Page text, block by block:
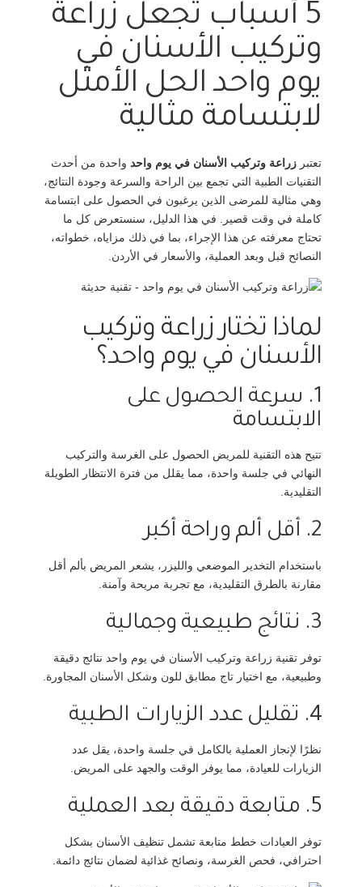
5 أسباب تجعل زراعة
وتركيب الأسنان في
يوم واحد الحل الأمثل
لابتسامة مثالية
تعتبر زراعة وتركيب الأسنان في يوم واحد واحدة من أحدث
التقنيات الطبية التي تجمع بين الراحة والسرعة وجودة النتائج،
وهي مثالية للمرضى الذين يرغبون في الحصول على ابتسامة
كاملة في وقت قصير. في هذا الدليل، سنستعرض كل ما
تحتاج معرفته عن هذا الإجراء، بما في ذلك مزاياه، خطواته،
النصائح قبل وبعد العملية، والأسعار في الأردن.
لماذا تختار زراعة وتركيب
الأسنان في يوم واحد؟
1. سرعة الحصول على
الابتسامة
تتيح هذه التقنية للمريض الحصول على الغرسة والتركيب
النهائي في جلسة واحدة، مما يقلل من فترة الانتظار الطويلة
التقليدية.
2. أقل ألم وراحة أكبر
باستخدام التخدير الموضعي والليزر، يشعر المريض بألم أقل
مقارنة بالطرق التقليدية، مع تجربة مريحة وآمنة.
3. نتائج طبيعية وجمالية
توفر تقنية زراعة وتركيب الأسنان في يوم واحد نتائج دقيقة
وطبيعية، مع اختيار تاج مطابق للون وشكل الأسنان المجاورة.
4. تقليل عدد الزيارات الطبية
نظرًا لإنجاز العملية بالكامل في جلسة واحدة، يقل عدد
الزيارات للعيادة، مما يوفر الوقت والجهد على المريض.
5. متابعة دقيقة بعد العملية
توفر العيادات خطط متابعة تشمل تنظيف الأسنان بشكل
احترافي، فحص الغرسة، ونصائح غذائية لضمان نتائج دائمة.